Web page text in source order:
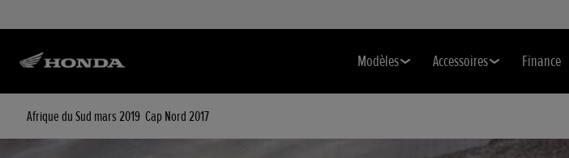
Modèles Accessoires Finance
Afrique du Sud mars 2019 Cap Nord 2017